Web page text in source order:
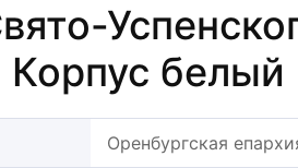
белый
Оренбургская